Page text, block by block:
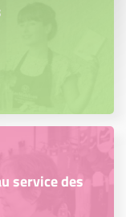
service des